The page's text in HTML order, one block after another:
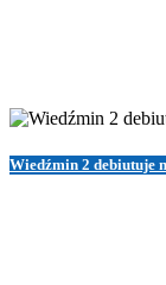
Wiedźmin 2 debiutuje